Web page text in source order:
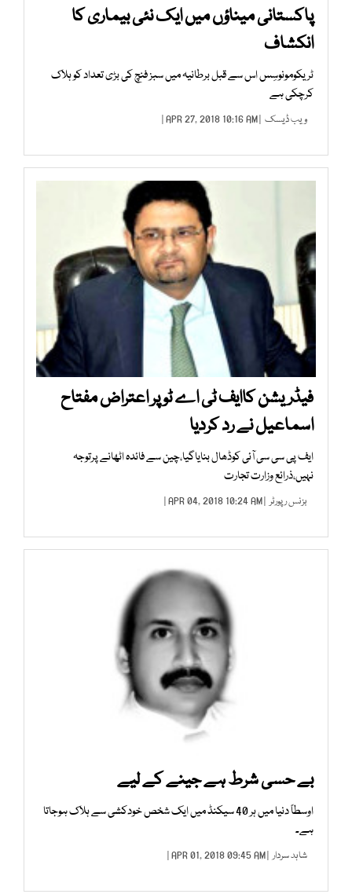
پاکستانی میناؤں میں ایک نئی بیماری کا
انکشاف
ٹریکومونوسِس اس سے قبل برطانیہ میں سبز فنچ کی بڑی تعداد کو ہلاک
کرچکی ہے
ویب ڈیسک
فیڈریشن کاایف ٹی اے ٹو پر اعتراض مفتاح
اسماعیل نے رد کردیا
ایف پی سی سی آئی کوڈھال بنایاگیا،چین سے فائدہ اٹھانے پرتوجہ
نہیں،ذرائع وزارت تجارت
بزنس رپورٹر
بے حسی شرط ہے جینے کے لیے
اوسطاً دنیا میں ہر 40 سیکنڈ میں ایک شخص خودکشی سے ہلاک ہوجاتا
ہے۔
شاہد سردار